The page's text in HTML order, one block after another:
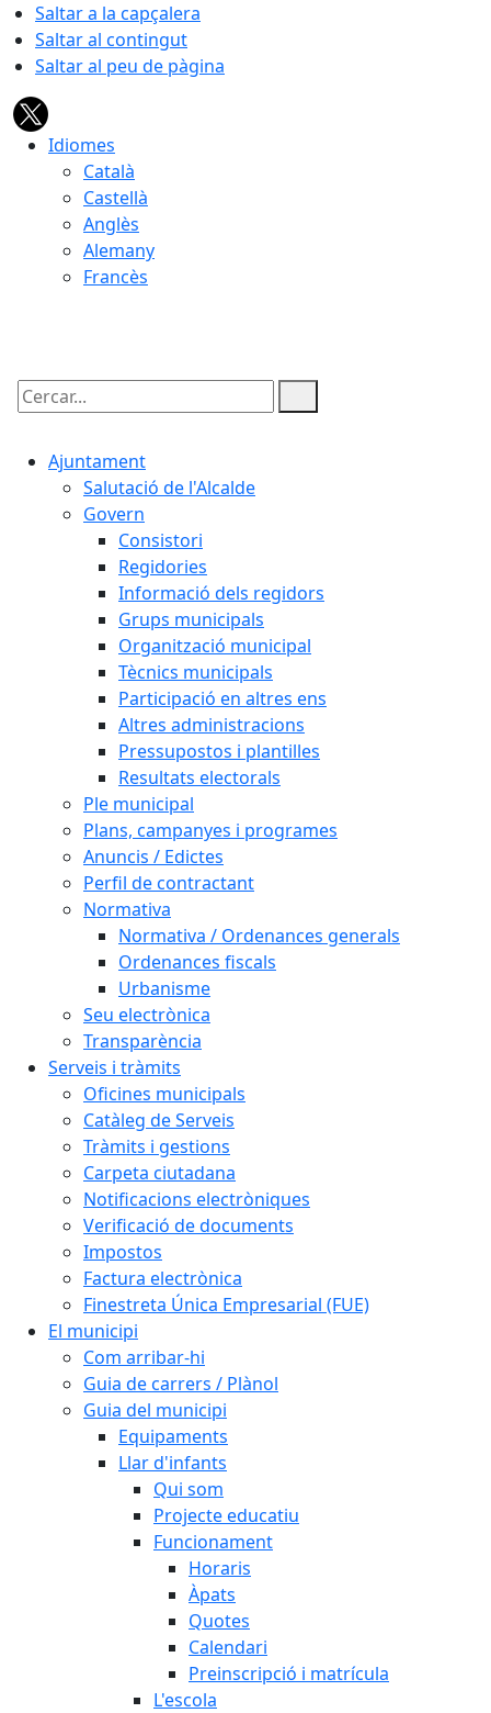
Saltar a la capçalera
Saltar al contingut
Saltar al peu de pàgina
Idiomes
Català
Castellà
Anglès
Alemany
Francès
Cercar:
Ajuntament
Salutació de l'Alcalde
Govern
Consistori
Regidories
Informació dels regidors
Grups municipals
Organització municipal
Tècnics municipals
Participació en altres ens
Altres administracions
Pressupostos i plantilles
Resultats electorals
Ple municipal
Plans, campanyes i programes
Anuncis / Edictes
Perfil de contractant
Normativa
Normativa / Ordenances generals
Ordenances fiscals
Urbanisme
Seu electrònica
Transparència
Serveis i tràmits
Oficines municipals
Catàleg de Serveis
Tràmits i gestions
Carpeta ciutadana
Notificacions electròniques
Verificació de documents
Impostos
Factura electrònica
Finestreta Única Empresarial (FUE)
El municipi
Com arribar-hi
Guia de carrers / Plànol
Guia del municipi
Equipaments
Llar d'infants
Qui som
Projecte educatiu
Funcionament
Horaris
Àpats
Quotes
Calendari
Preinscripció i matrícula
L'escola